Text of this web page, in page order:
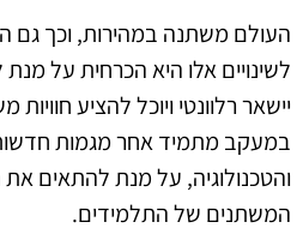
העולם משתנה במהירות, וכך גם
לשינויים אלו היא הכרחית על
יישאר רלוונטי ויוכל להציע
במעקב מתמיד אחר מגמות
והטכנולוגיה, על מנת להתאים את
המשתנים של התלמידים.